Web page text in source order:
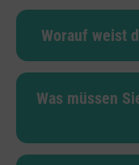
Worauf weist
Was müssen